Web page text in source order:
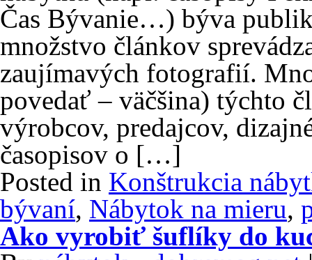
Čas Bývanie…) býva
množstvo článkov
zaujímavých fotografií.
povedať – väčšina) týchto
výrobcov, predajcov,
časopisov o […]
Posted in Konštrukcia
bývaní, Nábytok na mieru,
Ako vyrobiť šuflíky do